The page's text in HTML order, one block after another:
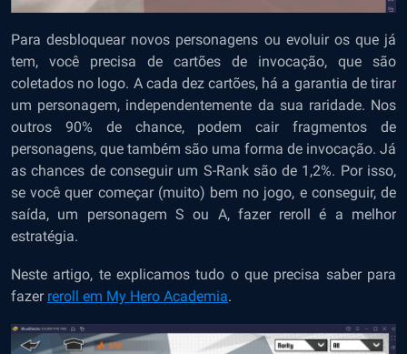
Para desbloquear novos personagens ou evoluir os que já
tem, você precisa de cartões de invocação, que são
coletados no logo. A cada dez cartões, há a garantia de tirar
um personagem, independentemente da sua raridade. Nos
outros 90% de chance, podem cair fragmentos de
personagens, que também são uma forma de invocação. Já
as chances de conseguir um S-Rank são de 1,2%. Por isso,
se você quer começar (muito) bem no jogo, e conseguir, de
saída, um personagem S ou A, fazer reroll é a melhor
estratégia.
Neste artigo, te explicamos tudo o que precisa saber para
fazer reroll em My Hero Academia.